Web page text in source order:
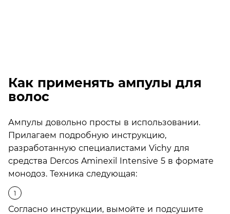
Как применять ампулы для
волос
Ампулы довольно просты в использовании.
Прилагаем подробную инструкцию,
разработанную специалистами Vichy для
средства Dercos Aminexil Intensive 5 в формате
монодоз. Техника следующая:
Согласно инструкции, вымойте и подсушите